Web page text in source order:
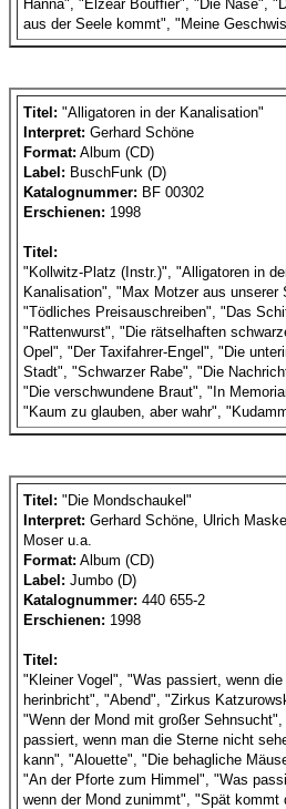
Hanna", "Elzear Bouffier", "Die Nase",
aus der Seele kommt", "Meine
Titel: "Alligatoren in der Kanalisation"
Interpret: Gerhard Schöne
Format: Album (CD)
Label: BuschFunk (D)
Katalognummer: BF 00302
Erschienen: 1998
Titel:
"Kollwitz-Platz (Instr.)", "Alligatoren in
Kanalisation", "Max Motzer aus unserer
"Tödliches Preisauschreiben", "Das
"Rattenwurst", "Die rätselhaften
Opel", "Der Taxifahrer-Engel", "Die
Stadt", "Schwarzer Rabe", "Die
"Die verschwundene Braut", "In
"Kaum zu glauben, aber wahr",
Titel: "Die Mondschaukel"
Interpret: Gerhard Schöne, Ulrich
Moser u.a.
Format: Album (CD)
Label: Jumbo (D)
Katalognummer: 440 655-2
Erschienen: 1998
Titel:
"Kleiner Vogel", "Was passiert, wenn
herinbricht", "Abend", "Zirkus
"Wenn der Mond mit großer Sehnsucht",
passiert, wenn man die Sterne nicht
kann", "Alouette", "Die behagliche
"An der Pforte zum Himmel", "Was
wenn der Mond zunimmt", "Spät